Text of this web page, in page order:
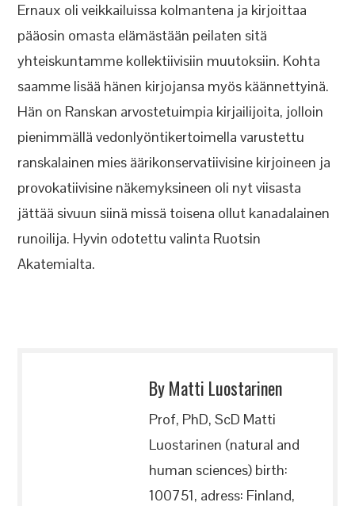
Ernaux oli veikkailuissa kolmantena ja kirjoittaa
pääosin omasta elämästään peilaten sitä
yhteiskuntamme kollektiivisiin muutoksiin. Kohta
saamme lisää hänen kirjojansa myös käännettyinä.
Hän on Ranskan arvostetuimpia kirjailijoita, jolloin
pienimmällä vedonlyöntikertoimella varustettu
ranskalainen mies äärikonservatiivisine kirjoineen ja
provokatiivisine näkemyksineen oli nyt viisasta
jättää sivuun siinä missä toisena ollut kanadalainen
runoilija. Hyvin odotettu valinta Ruotsin
Akatemialta.
By Matti Luostarinen
Prof, PhD, ScD Matti
Luostarinen (natural and
human sciences) birth:
100751, adress: Finland,